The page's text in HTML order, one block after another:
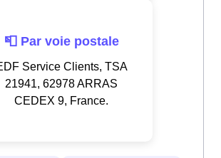
📮 Par voie postale
Service Clients, TSA
21941, 62978 ARRAS
CEDEX 9, France.